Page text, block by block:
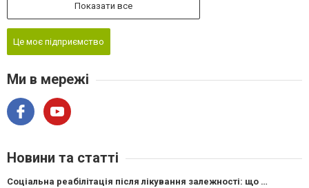
Показати все
Це моє підприємство
Ми в мережі
Новини та статті
Соціальна реабілітація після лікування залежності: що важливо для повернення до нормального життя?